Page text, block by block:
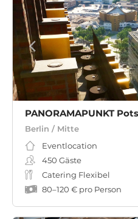
PANORAMAPUNKT
Berlin / Mitte
Eventlocation
450 Gäste
Catering Flexibel
80–120 € pro Person